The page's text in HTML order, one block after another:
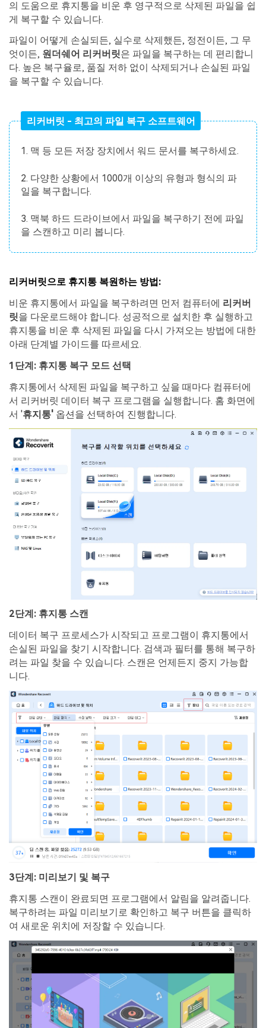
의 도움으로 휴지통을 비운 후 영구적으로 삭제된 파일을 쉽
게 복구할 수 있습니다.
파일이 어떻게 손실되든, 실수로 삭제했든, 정전이든, 그 무
엇이든, 원더쉐어 리커버릿은 파일을 복구하는 데 편리합니
다. 높은 복구율로, 품질 저하 없이 삭제되거나 손실된 파일
을 복구할 수 있습니다.
리커버릿 - 최고의 파일 복구 소프트웨어
1. 맥 등 모든 저장 장치에서 워드 문서를 복구하세요.
2. 다양한 상황에서 1000개 이상의 유형과 형식의 파
일을 복구합니다.
3. 맥북 하드 드라이브에서 파일을 복구하기 전에 파일
을 스캔하고 미리 봅니다.
리커버릿으로 휴지통 복원하는 방법:
비운 휴지통에서 파일을 복구하려면 먼저 컴퓨터에 리커버
릿을 다운로드해야 합니다. 성공적으로 설치한 후 실행하고
휴지통을 비운 후 삭제된 파일을 다시 가져오는 방법에 대한
아래 단계별 가이드를 따르세요.
1단계: 휴지통 복구 모드 선택
휴지통에서 삭제된 파일을 복구하고 싶을 때마다 컴퓨터에
서 리커버릿 데이터 복구 프로그램을 실행합니다. 홈 화면에
서 '휴지통' 옵션을 선택하여 진행합니다.
2단계: 휴지통 스캔
데이터 복구 프로세스가 시작되고 프로그램이 휴지통에서
손실된 파일을 찾기 시작합니다. 검색과 필터를 통해 복구하
려는 파일 찾을 수 있습니다. 스캔은 언제든지 중지 가능합
니다.
3단계: 미리보기 및 복구
휴지통 스캔이 완료되면 프로그램에서 알림을 알려줍니다.
복구하려는 파일 미리보기로 확인하고 복구 버튼을 클릭하
여 새로운 위치에 저장할 수 있습니다.